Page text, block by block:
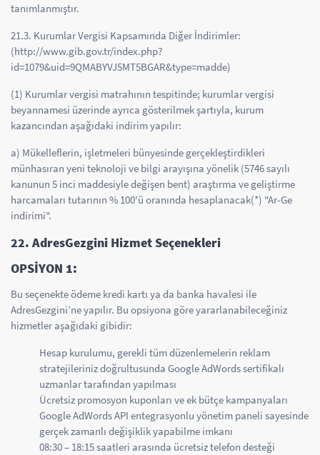
tanımlanmıştır.
21.3. Kurumlar Vergisi Kapsamında Diğer İndirimler:
(http://www.gib.gov.tr/index.php?
id=1079&uid=9QMABYVJ5MT5BGAR&type=madde)
(1) Kurumlar vergisi matrahının tespitinde; kurumlar vergisi
beyannamesi üzerinde ayrıca gösterilmek şartıyla, kurum
kazancından aşağıdaki indirim yapılır:
a) Mükelleflerin, işletmeleri bünyesinde gerçekleştirdikleri
münhasıran yeni teknoloji ve bilgi arayışına yönelik (5746 sayılı
kanunun 5 inci maddesiyle değişen bent) araştırma ve geliştirme
harcamaları tutarının % 100'ü oranında hesaplanacak(*) "Ar-Ge
indirimi".
22. AdresGezgini Hizmet Seçenekleri
OPSİYON 1:
Bu seçenekte ödeme kredi kartı ya da banka havalesi ile
AdresGezgini’ne yapılır. Bu opsiyona göre yararlanabileceğiniz
hizmetler aşağıdaki gibidir:
Hesap kurulumu, gerekli tüm düzenlemelerin reklam
stratejileriniz doğrultusunda Google AdWords sertifikalı
uzmanlar tarafından yapılması
Ücretsiz promosyon kuponları ve ek bütçe kampanyaları
Google AdWords API entegrasyonlu yönetim paneli sayesinde
gerçek zamanlı değişiklik yapabilme imkanı
08:30 – 18:15 saatleri arasında ücretsiz telefon desteği